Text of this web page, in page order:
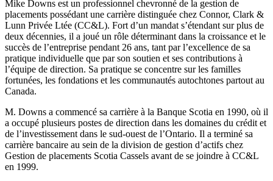
Mike Downs est un professionnel chevronné de la gestion de
placements possédant une carrière distinguée chez Connor, Clark &
Lunn Privée Ltée (CC&L). Fort d’un mandat s’étendant sur plus de
deux décennies, il a joué un rôle déterminant dans la croissance et le
succès de l’entreprise pendant 26 ans, tant par l’excellence de sa
pratique individuelle que par son soutien et ses contributions à
l’équipe de direction. Sa pratique se concentre sur les familles
fortunées, les fondations et les communautés autochtones partout au
Canada.
M. Downs a commencé sa carrière à la Banque Scotia en 1990, où il
a occupé plusieurs postes de direction dans les domaines du crédit et
de l’investissement dans le sud-ouest de l’Ontario. Il a terminé sa
carrière bancaire au sein de la division de gestion d’actifs chez
Gestion de placements Scotia Cassels avant de se joindre à CC&L
en 1999.